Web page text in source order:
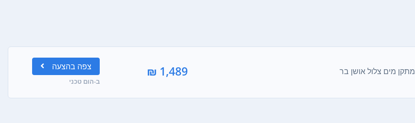
מתקן מים ‏צלול אושן בר 1,489 ₪ צפה בהצעה
ב-הום טכני